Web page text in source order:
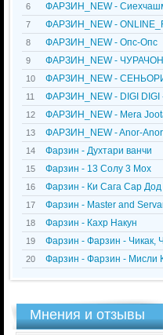
6 ФАРЗИН_NEW -
7 ФАРЗИН_NEW -
8 ФАРЗИН_NEW - Опс-Опс
9 ФАРЗИН_NEW - ЧУРАЧОН
10 ФАРЗИН_NEW -
11 ФАРЗИН_NEW - DIGI DIGI
12 ФАРЗИН_NEW - Mera
13 ФАРЗИН_NEW - Anor-Anor
14 Фарзин - Духтари ванчи
15 Фарзин - 13 Солу 3 Мох
16 Фарзин - Ки Сага Сар Дод
17 Фарзин - Master and
18 Фарзин - Кахр Накун
19 Фарзин - Фарзин - Чикак,
20 Фарзин - Фарзин - Мисли
Мнения и отзывы